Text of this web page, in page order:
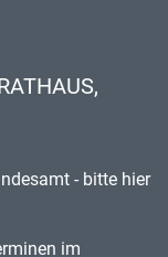
- bitte hier
im